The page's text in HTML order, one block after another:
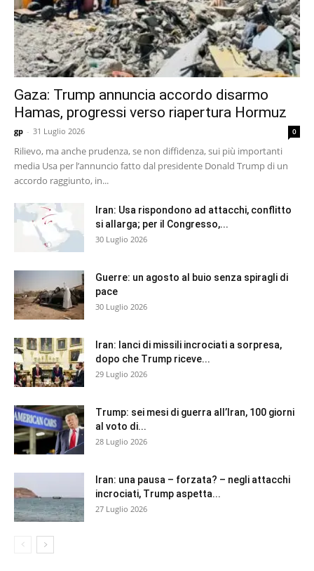
Gaza: Trump annuncia accordo disarmo
Hamas, progressi verso riapertura Hormuz
gp - 31 Luglio 2026 0
Rilievo, ma anche prudenza, se non diffidenza, sui più importanti
media Usa per l’annuncio fatto dal presidente Donald Trump di un
accordo raggiunto, in...
Iran: Usa rispondono ad attacchi, conflitto
si allarga; per il Congresso,...
30 Luglio 2026
Guerre: un agosto al buio senza spiragli di
pace
30 Luglio 2026
Iran: lanci di missili incrociati a sorpresa,
dopo che Trump riceve...
29 Luglio 2026
Trump: sei mesi di guerra all’Iran, 100 giorni
al voto di...
28 Luglio 2026
Iran: una pausa – forzata? – negli attacchi
incrociati, Trump aspetta...
27 Luglio 2026